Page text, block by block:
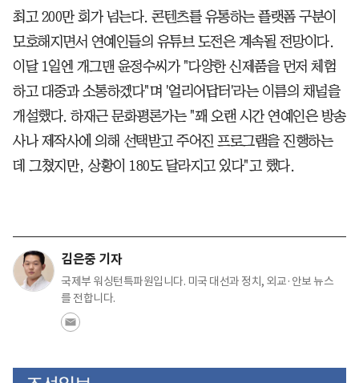
최고 200만 회가 넘는다. 콘텐츠를 유통하는 플랫폼 구분이
모호해지면서 연예인들의 유튜브 도전은 계속될 전망이다.
이달 1일엔 개그맨 윤정수씨가 "다양한 신제품을 먼저 체험
하고 대중과 소통하겠다"며 '얼리어답터'라는 이름의 채널을
개설했다. 하재근 문화평론가는 "꽤 오랜 시간 연예인은 방송
사나 제작사에 의해 선택받고 주어진 프로그램을 진행하는
데 그쳤지만, 상황이 180도 달라지고 있다"고 했다.
김은중 기자
국제부 워싱턴특파원입니다. 미국 대선과 정치, 외교·안보 뉴스
를 전합니다.